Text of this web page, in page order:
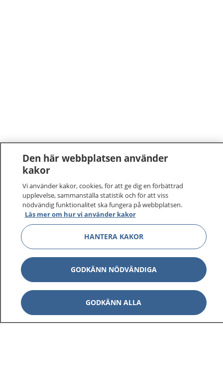
1177–tryggt om din hälsa och vård
På 1177.se får du råd om hälsa och information om
sjukdomar och vilka mottagningar du kan kontakta.
Logga in för att läsa din journal och göra dina
vårdärenden. Ring telefonnummer 1177 för
sjukvårdsrådgivning dygnet runt.
1177 ger dig råd när du vill må bättre.
Den här webbplatsen använder
kakor
Vi använder kakor, cookies, för att ge dig en förbättrad
upplevelse, sammanställa statistik och för att viss
nödvändig funktionalitet ska fungera på webbplatsen.
Läs mer om hur vi använder kakor
HANTERA KAKOR
GODKÄNN NÖDVÄNDIGA
GODKÄNN ALLA